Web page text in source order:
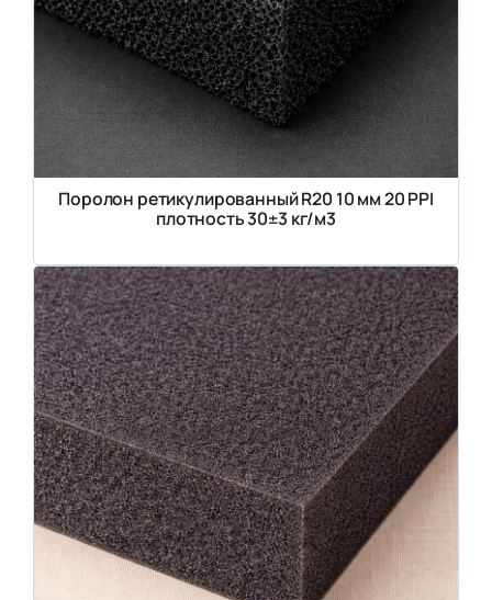
Поролон ретикулированный R20 10 мм 20 PPI
плотность 30±3 кг/м3